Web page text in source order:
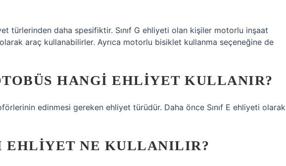
türlerinden daha spesifiktir. Sınıf G ehliyeti olan kişiler motorlu inşaat
araç kullanabilirler. Ayrıca motorlu bisiklet kullanma seçeneğine de
HANGI EHLIYET KULLANIR?
edinmesi gereken ehliyet türüdür. Daha önce Sınıf E ehliyeti olarak
EHLIYET NE KULLANILIR?